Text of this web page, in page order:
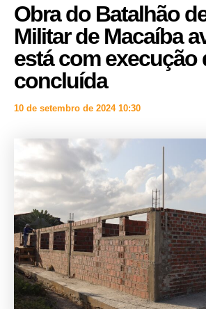
Obra do Batalhão
Militar de Macaíba
está com execução
concluída
10 de setembro de 2024 10:30